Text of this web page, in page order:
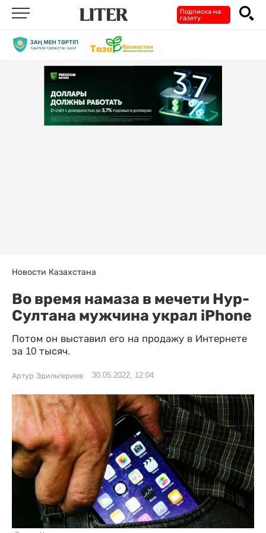
Подписка на
газету
Новости Казахстана
Во время намаза в мечети Нур-
Султана мужчина украл iPhone
Потом он выставил его на продажу в Интернете
за 10 тысяч.
Артур Эдильгериев 30.05.2022, 12:04